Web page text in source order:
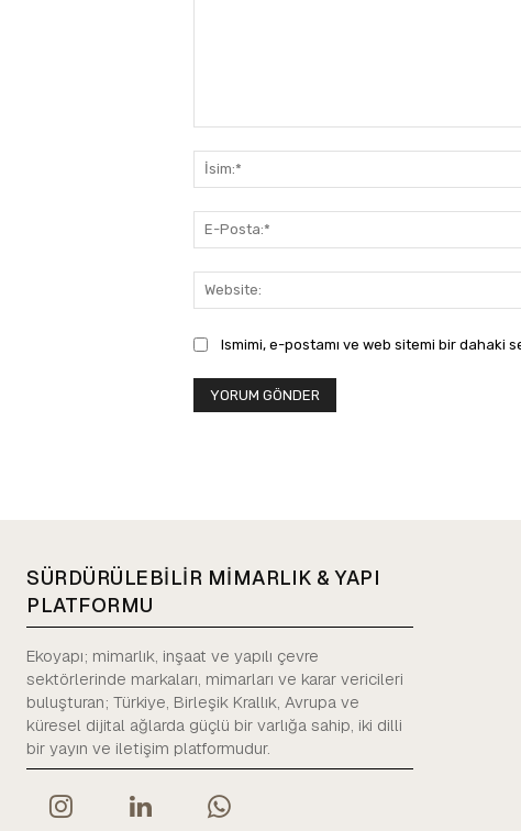
Ismimi, e-postamı ve web sitemi bir dahaki
SÜRDÜRÜLEBİLİR MİMARLIK & YAPI
PLATFORMU
Ekoyapı; mimarlık, inşaat ve yapılı çevre
sektörlerinde markaları, mimarları ve karar vericileri
buluşturan; Türkiye, Birleşik Krallık, Avrupa ve
küresel dijital ağlarda güçlü bir varlığa sahip, iki dilli
bir yayın ve iletişim platformudur.